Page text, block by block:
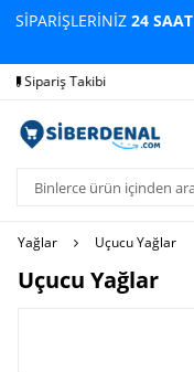
SİPARİŞLERİNİZ24 SAAT
Yardım
Yağlar Uçucu Yağlar
Uçucu Yağlar